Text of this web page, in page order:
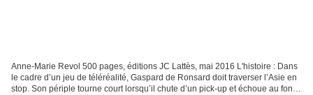
Anne-Marie Revol 500 pages, éditions JC Lattès, mai 2016 L'histoire : Dans
le cadre d’un jeu de téléréalité, Gaspard de Ronsard doit traverser l’Asie en
stop. Son périple tourne court lorsqu’il chute d’un pick-up et échoue au fond